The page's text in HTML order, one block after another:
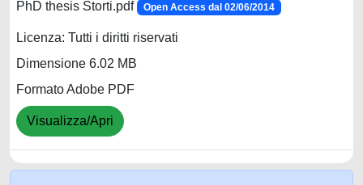
PhD thesis Storti.pdf Open Access dal 02/06/2014
Licenza: Tutti i diritti riservati
Dimensione 6.02 MB
Formato Adobe PDF
Visualizza/Apri